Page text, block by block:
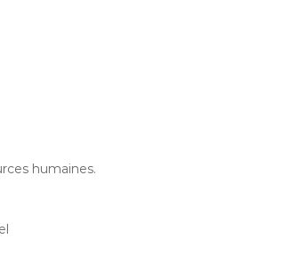
humaines.